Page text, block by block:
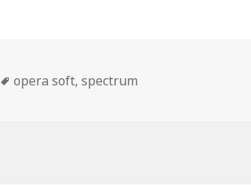
Etiquetas
opera soft,spectrum